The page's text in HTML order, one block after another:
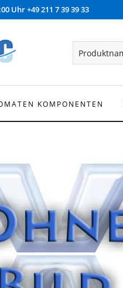
Uhr +49 211 7 39 39 33
KOMPONENTEN